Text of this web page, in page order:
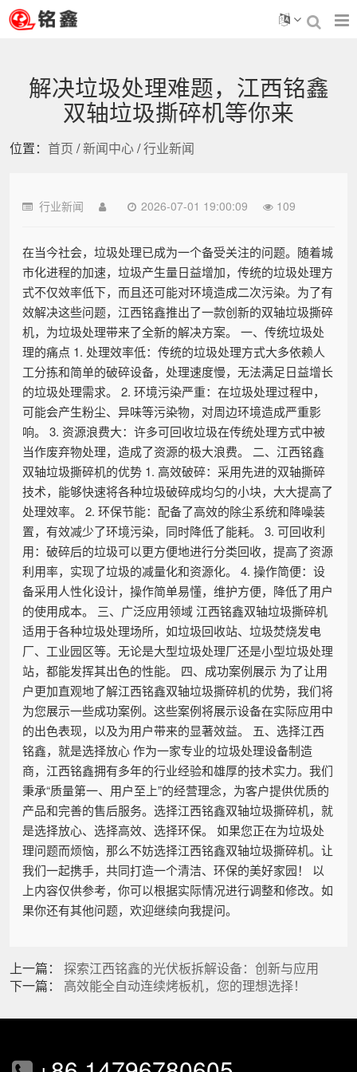
解决垃圾处理难题，江西铭鑫
双轴垃圾撕碎机等你来
位置： 首页 /新闻中心/行业新闻
行业新闻 2026-07-01 19:00:09 109
在当今社会，垃圾处理已成为一个备受关注的问题。随着城
市化进程的加速，垃圾产生量日益增加，传统的垃圾处理方
式不仅效率低下，而且还可能对环境造成二次污染。为了有
效解决这些问题，江西铭鑫推出了一款创新的双轴垃圾撕碎
机，为垃圾处理带来了全新的解决方案。 一、传统垃圾处
理的痛点 1. 处理效率低：传统的垃圾处理方式大多依赖人
工分拣和简单的破碎设备，处理速度慢，无法满足日益增长
的垃圾处理需求。 2. 环境污染严重：在垃圾处理过程中，
可能会产生粉尘、异味等污染物，对周边环境造成严重影
响。 3. 资源浪费大：许多可回收垃圾在传统处理方式中被
当作废弃物处理，造成了资源的极大浪费。 二、江西铭鑫
双轴垃圾撕碎机的优势 1. 高效破碎：采用先进的双轴撕碎
技术，能够快速将各种垃圾破碎成均匀的小块，大大提高了
处理效率。 2. 环保节能：配备了高效的除尘系统和降噪装
置，有效减少了环境污染，同时降低了能耗。 3. 可回收利
用：破碎后的垃圾可以更方便地进行分类回收，提高了资源
利用率，实现了垃圾的减量化和资源化。 4. 操作简便：设
备采用人性化设计，操作简单易懂，维护方便，降低了用户
的使用成本。 三、广泛应用领域 江西铭鑫双轴垃圾撕碎机
适用于各种垃圾处理场所，如垃圾回收站、垃圾焚烧发电
厂、工业园区等。无论是大型垃圾处理厂还是小型垃圾处理
站，都能发挥其出色的性能。 四、成功案例展示 为了让用
户更加直观地了解江西铭鑫双轴垃圾撕碎机的优势，我们将
为您展示一些成功案例。这些案例将展示设备在实际应用中
的出色表现，以及为用户带来的显著效益。 五、选择江西
铭鑫，就是选择放心 作为一家专业的垃圾处理设备制造
商，江西铭鑫拥有多年的行业经验和雄厚的技术实力。我们
秉承“质量第一、用户至上”的经营理念，为客户提供优质的
产品和完善的售后服务。选择江西铭鑫双轴垃圾撕碎机，就
是选择放心、选择高效、选择环保。 如果您正在为垃圾处
理问题而烦恼，那么不妨选择江西铭鑫双轴垃圾撕碎机。让
我们一起携手，共同打造一个清洁、环保的美好家园！ 以
上内容仅供参考，你可以根据实际情况进行调整和修改。如
果你还有其他问题，欢迎继续向我提问。
上一篇： 探索江西铭鑫的光伏板拆解设备：创新与应用
下一篇： 高效能全自动连续烤板机，您的理想选择！